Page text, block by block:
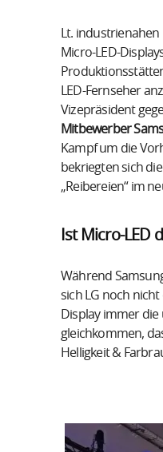
Lt.
Micro-LED-
LED-Fernseher
Vizepräsident
Mitbewerber
Kampf um die
bekriegten sich
„Reibereien“ im
Ist Micro-LED
Während
sich LG noch
Display immer die
gleichkommen,
Helligkeit &